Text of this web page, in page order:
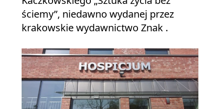
ściemy”, niedawno wydanej przez
krakowskie wydawnictwo Znak .